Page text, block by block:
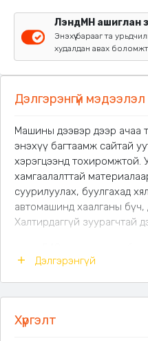
ЛэндМН ашиглан
Энэхүү барааг та
худалдан авах
Дэлгэрэнгүй мэдээлэл
Машины дээвэр дээр ачаа
энэхүү багтаамж сайтай
хэрэгцээнд тохиромжтой.
хамгаалалттай
суурилуулах, буулгахад
автомашинд хаалганы
Халтирдаггүй зуурагчтай
Усны хамгаалалттай
Бат бөх бүч,
Дэлгэрэнгүй
Хүргэлт